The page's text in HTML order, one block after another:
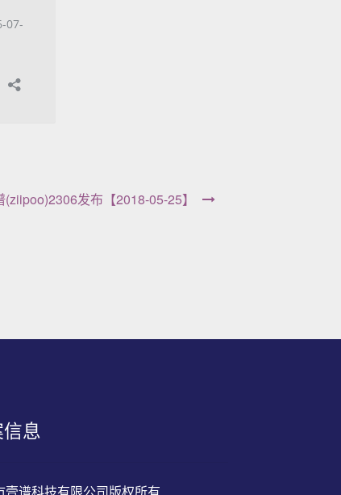
(ziipoo)2306发布【2018-05-25】
息